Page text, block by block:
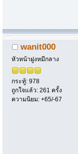
wanit000
หัวหน้าฝูงหมีกลาง
กระทู้: 978
ถูกใจแล้ว: 261 ครั้ง
ความนิยม: +65/-67